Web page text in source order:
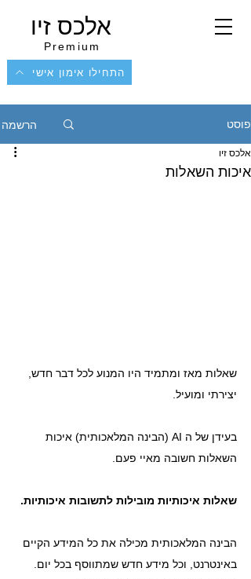
אלכס זיו
Premium
התחילו אימון אישי
פוסט הרשמה
איכות השאלות
אלכס זיו
שאלות מאז ומתמיד היו המנוע לכל דבר חדש,
יצירתי ומועיל.
בעידן של ה AI (הבינה המלאכותית) איכות
השאלות חשובה מאיי פעם.
שאלות איכותיות מובילות לתשובות איכותיות.
הבינה המלאכותית מכילה את כל המידע הקיים
באינטרנט, וכל מידע חדש שמתווסף בכל יום.